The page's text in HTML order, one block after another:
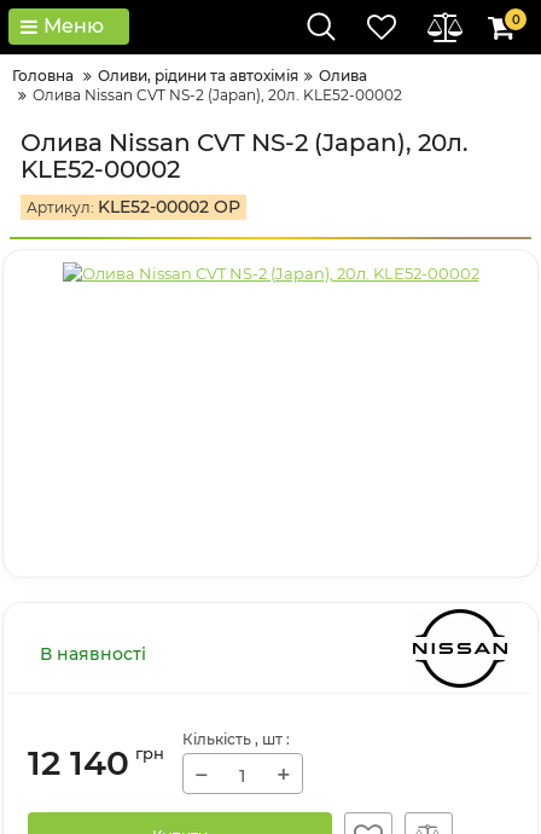
Меню 0
Головна Оливи, рідини та автохімія
Олива
Олива Nissan CVT NS-2 (Japan), 20л. KLE52-00002
Олива Nissan CVT NS-2 (Japan), 20л.
KLE52-00002
Артикул: KLE52-00002 OP
В наявності
12 140 грн
Кількість , шт :
− +